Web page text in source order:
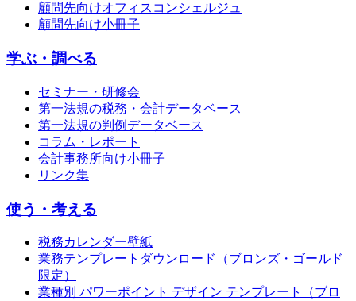
顧問先向けオフィスコンシェルジュ
顧問先向け小冊子
学ぶ・調べる
セミナー・研修会
第一法規の税務・会計データベース
第一法規の判例データベース
コラム・レポート
会計事務所向け小冊子
リンク集
使う・考える
税務カレンダー壁紙
業務テンプレートダウンロード（ブロンズ・ゴールド
限定）
業種別 パワーポイント デザイン テンプレート（ブロ